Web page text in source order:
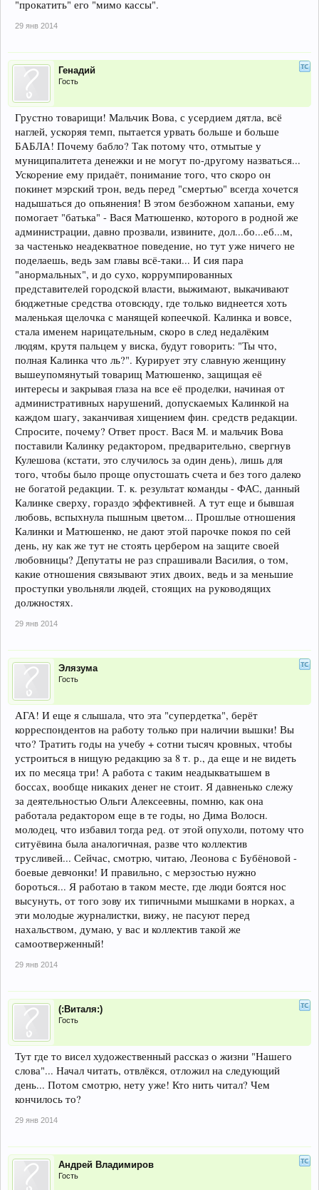
"прокатить" его "мимо кассы".
29 янв 2014
Генадий
Гость
Грустно товарищи! Мальчик Вова, с усердием дятла, всё
наглей, ускоряя темп, пытается урвать больше и больше
БАБЛА! Почему бабло? Так потому что, отмытые у
муниципалитета денежки и не могут по-другому назваться...
Ускорение ему придаёт, понимание того, что скоро он
покинет мэрский трон, ведь перед "смертью" всегда хочется
надышаться до опьянения! В этом безбожном хапаньи, ему
помогает "батька" - Вася Матюшенко, которого в родной же
администрации, давно прозвали, извините, дол...бо...еб...м,
за частенько неадекватное поведение, но тут уже ничего не
поделаешь, ведь зам главы всё-таки... И сия пара
"анормальных", и до сухо, коррумпированных
представителей городской власти, выжимают, выкачивают
бюджетные средства отовсюду, где только виднеется хоть
маленькая щелочка с манящей копеечкой. Калинка и вовсе,
стала именем нарицательным, скоро в след недалёким
людям, крутя пальцем у виска, будут говорить: "Ты что,
полная Калинка что ль?". Курирует эту славную женщину
вышеупомянутый товарищ Матюшенко, защищая её
интересы и закрывая глаза на все её проделки, начиная от
административных нарушений, допускаемых Калинкой на
каждом шагу, заканчивая хищением фин. средств редакции.
Спросите, почему? Ответ прост. Вася М. и мальчик Вова
поставили Калинку редактором, предварительно, свергнув
Кулешова (кстати, это случилось за один день), лишь для
того, чтобы было проще опустошать счета и без того далеко
не богатой редакции. Т. к. результат команды - ФАС, данный
Калинке сверху, гораздо эффективней. А тут еще и бывшая
любовь, вспыхнула пышным цветом... Прошлые отношения
Калинки и Матюшенко, не дают этой парочке покоя по сей
день, ну как же тут не стоять цербером на защите своей
любовницы? Депутаты не раз спрашивали Василия, о том,
какие отношения связывают этих двоих, ведь и за меньшие
проступки увольняли людей, стоящих на руководящих
должностях.
29 янв 2014
Элязума
Гость
АГА! И еще я слышала, что эта "супердетка", берёт
корреспондентов на работу только при наличии вышки! Вы
что? Тратить годы на учебу + сотни тысяч кровных, чтобы
устроиться в нищую редакцию за 8 т. р., да еще и не видеть
их по месяца три! А работа с таким неадыкватышем в
боссах, вообще никаких денег не стоит. Я давненько слежу
за деятельностью Ольги Алексеевны, помню, как она
работала редактором еще в те годы, но Дима Волосн.
молодец, что избавил тогда ред. от этой опухоли, потому что
ситуёвина была аналогичная, разве что коллектив
трусливей... Сейчас, смотрю, читаю, Леонова с Бубёновой -
боевые девчонки! И правильно, с мерзостью нужно
бороться... Я работаю в таком месте, где люди боятся нос
высунуть, от того зову их типичными мышками в норках, а
эти молодые журналистки, вижу, не пасуют перед
нахальством, думаю, у вас и коллектив такой же
самоотверженный!
29 янв 2014
(:Виталя:)
Гость
Тут где то висел художественный рассказ о жизни "Нашего
слова"... Начал читать, отвлёкся, отложил на следующий
день... Потом смотрю, нету уже! Кто нить читал? Чем
кончилось то?
29 янв 2014
Андрей Владимиров
Гость